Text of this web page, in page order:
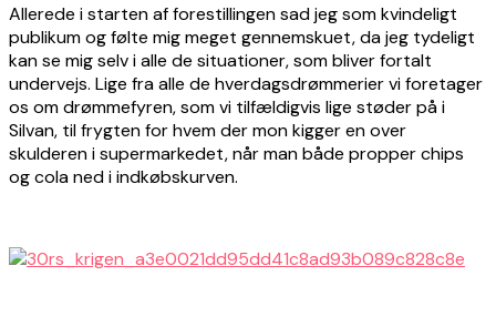
Allerede i starten af forestillingen sad jeg som kvindeligt
publikum og følte mig meget gennemskuet, da jeg tydeligt
kan se mig selv i alle de situationer, som bliver fortalt
undervejs. Lige fra alle de hverdagsdrømmerier vi foretager
os om drømmefyren, som vi tilfældigvis lige støder på i
Silvan, til frygten for hvem der mon kigger en over
skulderen i supermarkedet, når man både propper chips
og cola ned i indkøbskurven.